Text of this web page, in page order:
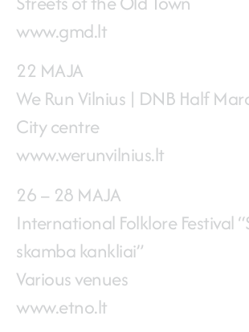
www.gmd.lt
22 MAJA
We Run Vilnius | DNB Half
City centre
www.werunvilnius.lt
26 – 28 MAJA
International Folklore Festival
skamba kankliai”
Various venues
www.etno.lt